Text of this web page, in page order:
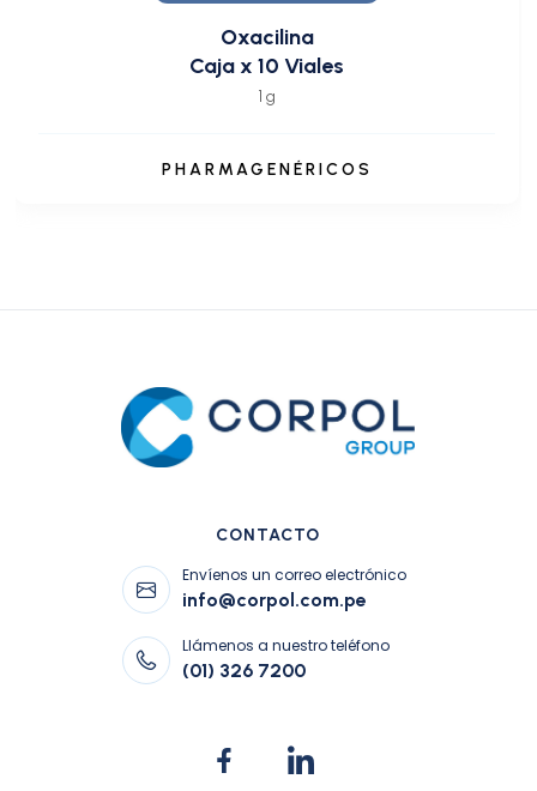
Oxacilina
Caja x 10 Viales
1 g
PHARMAGENÉRICOS
CONTACTO
Envíenos un correo electrónico
info@corpol.com.pe
Llámenos a nuestro teléfono
(01) 326 7200